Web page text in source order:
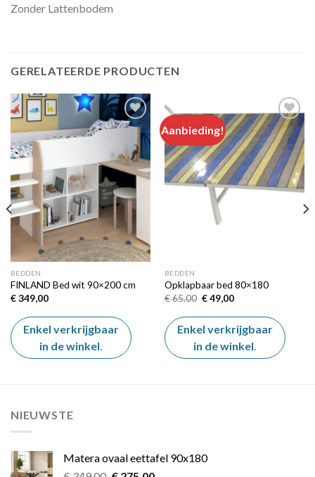
Zonder Lattenbodem
GERELATEERDE PRODUCTEN
Add to
wishlist
BEDDEN
FINLAND Bed wit 90×200 cm
€349,00
Enkel verkrijgbaar
in de winkel.
Aanbieding!
Add to
wishlist
BEDDEN
Opklapbaar bed 80×180
€65,00 Oorspronkelijke
was:
€ 65,00.
€49,00Huidige
is:
€ 49,00.
Enkel verkrijgbaar
in de winkel.
NIEUWSTE
Matera ovaal eettafel 90x180